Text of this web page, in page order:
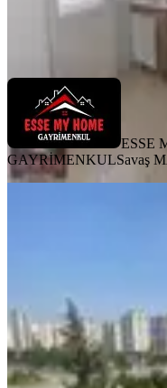
ESSE MY HOME
ESSE
GAYRİMENKULSavaş
Lüks
6.500.000